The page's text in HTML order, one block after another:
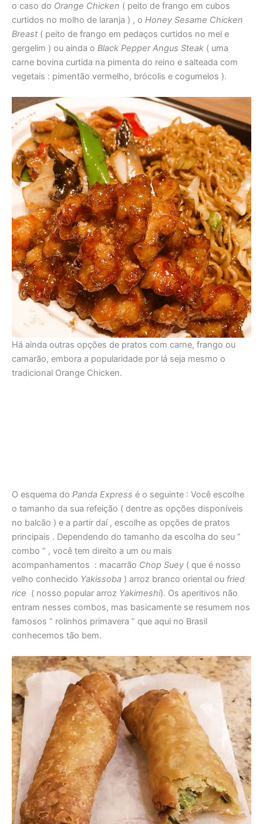
o caso do Orange Chicken ( peito de frango em cubos
curtidos no molho de laranja ) , o Honey Sesame Chicken
Breast ( peito de frango em pedaços curtidos no mel e
gergelim ) ou ainda o Black Pepper Angus Steak ( uma
carne bovina curtida na pimenta do reino e salteada com
vegetais : pimentão vermelho, brócolis e cogumelos ).
Há ainda outras opções de pratos com carne, frango ou
camarão, embora a popularidade por lá seja mesmo o
tradicional Orange Chicken.
O esquema do Panda Express é o seguinte : Você escolhe
o tamanho da sua refeição ( dentre as opções disponíveis
no balcão ) e a partir daí , escolhe as opções de pratos
principais . Dependendo do tamanho da escolha do seu ”
combo ” , você tem direito a um ou mais
acompanhamentos : macarrão Chop Suey ( que é nosso
velho conhecido Yakissoba ) arroz branco oriental ou fried
rice ( nosso popular arroz Yakimeshi). Os aperitivos não
entram nesses combos, mas basicamente se resumem nos
famosos ” rolinhos primavera ” que aqui no Brasil
conhecemos tão bem.